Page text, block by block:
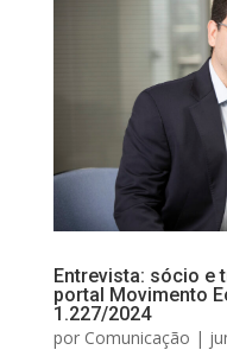
Entrevista: sócio e
portal Movimento
1.227/2024
por Comunicação |